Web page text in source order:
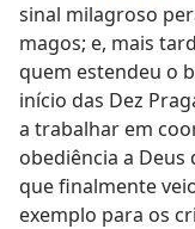
sinal milagroso
magos; e, mais
quem estendeu o
início das Dez
a trabalhar em
obediência a Deus
que finalmente
exemplo para os